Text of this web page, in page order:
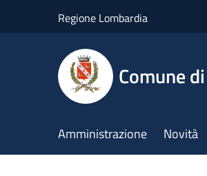
Regione Lombardia
Comune
Amministrazione Novità